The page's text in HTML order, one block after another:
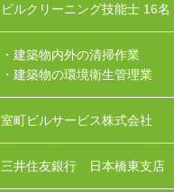
ビルクリーニング技能士 16名
・建築物内外の清掃作業
・建築物の環境衛生管理業
室町ビルサービス株式会社
三井住友銀行 日本橋東支店